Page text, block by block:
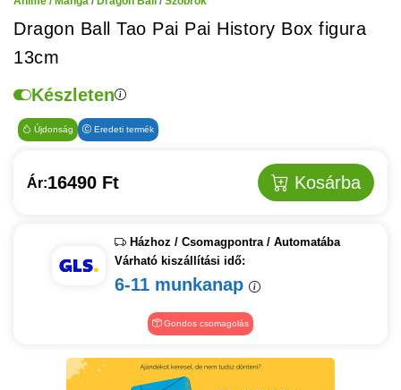
Dragon Ball Tao Pai Pai History Box figura
13cm
Készleten
Újdonság Eredeti termék
Ár:16490 Ft Kosárba
Házhoz / Csomagpontra / Automatába
Várható kiszállítási idő:
6-11 munkanap
Gondos csomagolás